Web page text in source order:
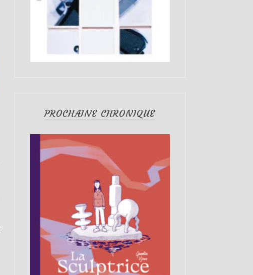
PROCHAINE CHRONIQUE